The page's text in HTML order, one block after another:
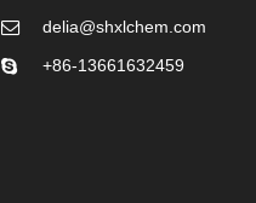
delia@shxlchem.com
+86-13661632459